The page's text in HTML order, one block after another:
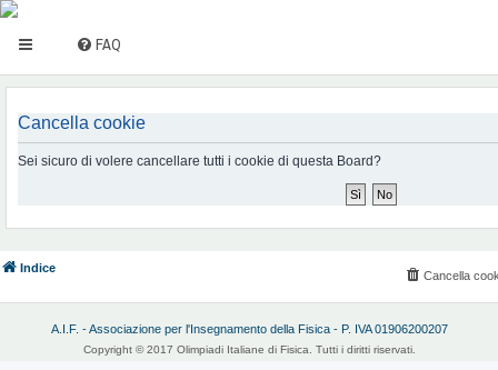
FAQ
Cancella cookie
Sei sicuro di volere cancellare tutti i cookie di questa Board?
Indice
Cancella
A.I.F. - Associazione per l'Insegnamento della Fisica - P. IVA 01906200207
Copyright © 2017 Olimpiadi Italiane di Fisica. Tutti i diritti riservati.